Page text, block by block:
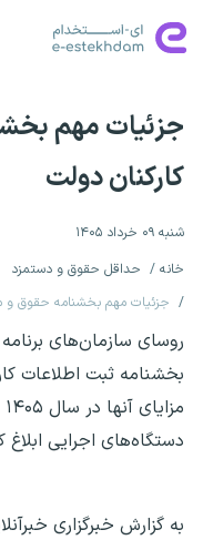
جزئیات مهم
کارکنان دولت
شنبه ۰۹ خرداد ۱۴۰۵
خانه
حداقل حقوق و دستمزد
جزئیات مهم بخشنامه حقوق و
روسای سازمان‌های
بخشنامه ثبت اطلاعات
دستگاه‌های اجرایی ابلاغ
به گزارش خبرگزاری